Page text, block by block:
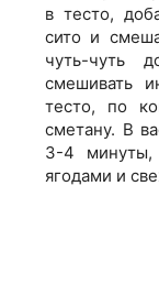
в тесто,
сито и
чуть-чуть
смешивать
тесто, по
сметану. В
3-4 минуты,
ягодами и